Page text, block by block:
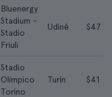
Bluenergy
Stadium -
Stadio
Friuli
Udiné $47
Stadio
Olimpico
Torino
Turín $41